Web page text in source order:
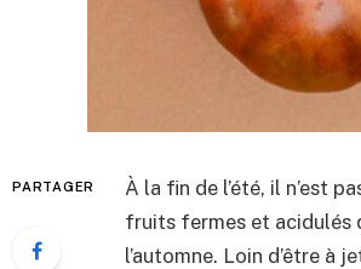
PARTAGER
À la fin de l’été, il n’est
fruits fermes et acidulés
l’automne. Loin d’être à